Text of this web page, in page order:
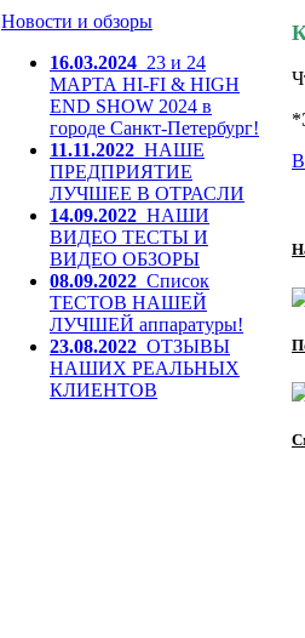
Новости и обзоры
16.03.2024 23 и 24
МАРТА HI-FI & HIGH
END SHOW 2024 в
городе Санкт-Петербург!
11.11.2022 НАШЕ
ПРЕДПРИЯТИЕ
ЛУЧШЕЕ В ОТРАСЛИ
14.09.2022 НАШИ
ВИДЕО ТЕСТЫ И
ВИДЕО ОБЗОРЫ
08.09.2022 Список
ТЕСТОВ НАШЕЙ
ЛУЧШЕЙ аппаратуры!
23.08.2022 ОТЗЫВЫ
НАШИХ РЕАЛЬНЫХ
КЛИЕНТОВ